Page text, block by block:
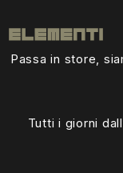
Passa in store,
Tutti i giorni